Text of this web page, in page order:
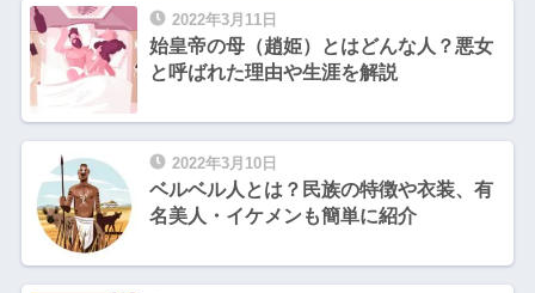
2022年3月11日
始皇帝の母（趙姫）とはどんな人？悪女
と呼ばれた理由や生涯を解説
2022年3月10日
ベルベル人とは？民族の特徴や衣装、有
名美人・イケメンも簡単に紹介